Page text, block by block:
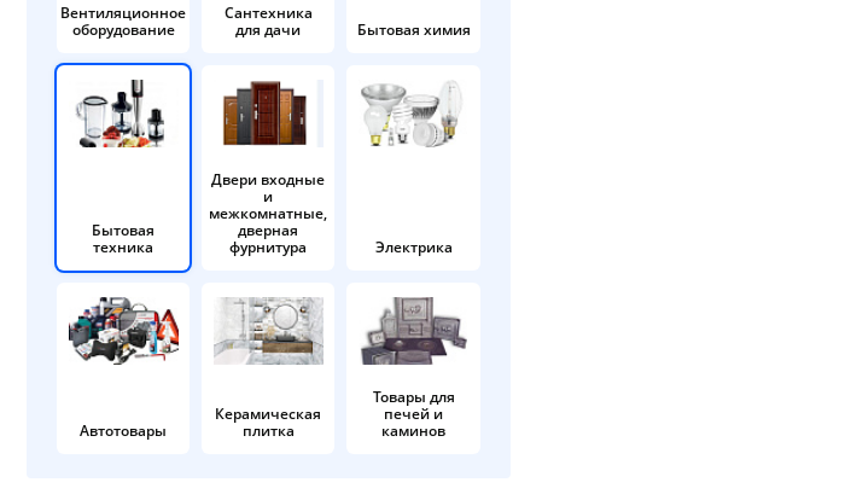
Вентиляционное
оборудование
Сантехника
для дачи
Бытовая химия
Бытовая
техника
Двери входные
и
межкомнатные,
дверная
фурнитура
Электрика
Автотовары
Керамическая
плитка
Товары для
печей и
каминов